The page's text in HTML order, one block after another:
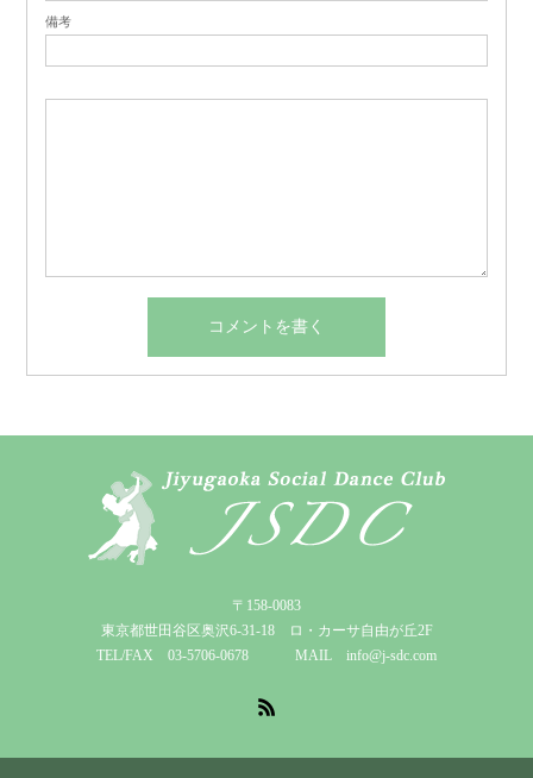
備考
〒158-0083
東京都世田谷区奥沢6-31-18 ロ・カーサ自由が丘2F
TEL/FAX 03-5706-0678 MAIL info@j-sdc.com